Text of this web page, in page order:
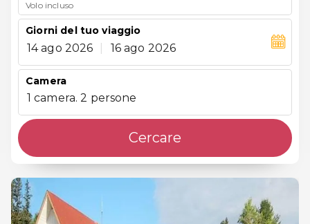
Volo incluso
Giorni del tuo viaggio
14 ago 2026 16 ago 2026
Camera
1 camera. 2 persone
Cercare